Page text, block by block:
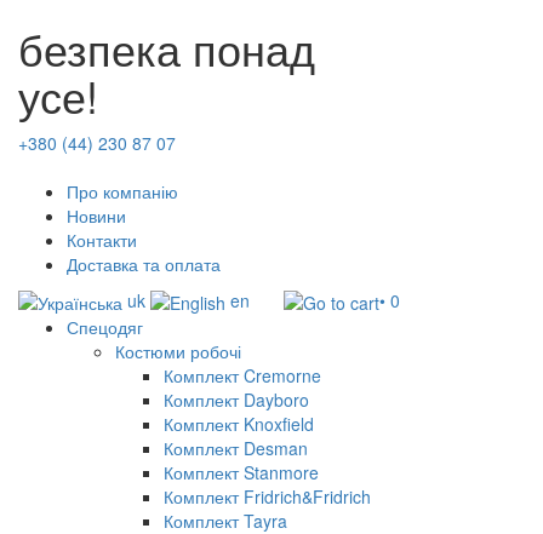
безпека понад
усе!
+380 (44) 230 87 07
Про компанію
Новини
Контакти
Доставка та оплата
uk
en
• 0
Спецодяг
Костюми робочі
Комплект Cremorne
Комплект Dayboro
Комплект Knoxfield
Комплект Desman
Комплект Stanmore
Комплект Fridrich&Fridrich
Комплект Tayra